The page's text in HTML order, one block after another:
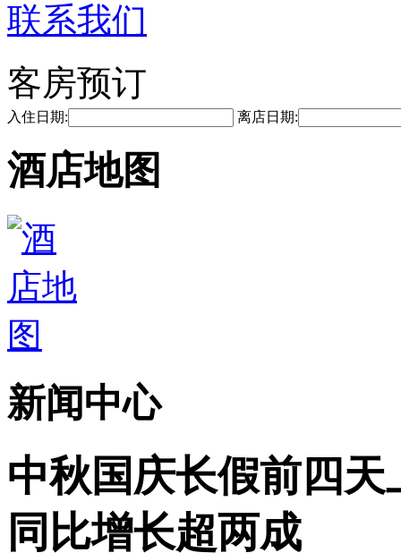
联系我们
客房预订
入住日期: 离店日期:
酒店地图
新闻中心
中秋国庆长假前四
同比增长超两成